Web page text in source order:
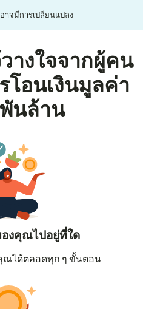
าจมีการเปลี่ยนแปลง
างใจจากผู้คน
โอนเงินมูลค่า
นล้าน
องคุณไปอยู่ที่ใด
ณได้ตลอดทุก ๆ ขั้นตอน